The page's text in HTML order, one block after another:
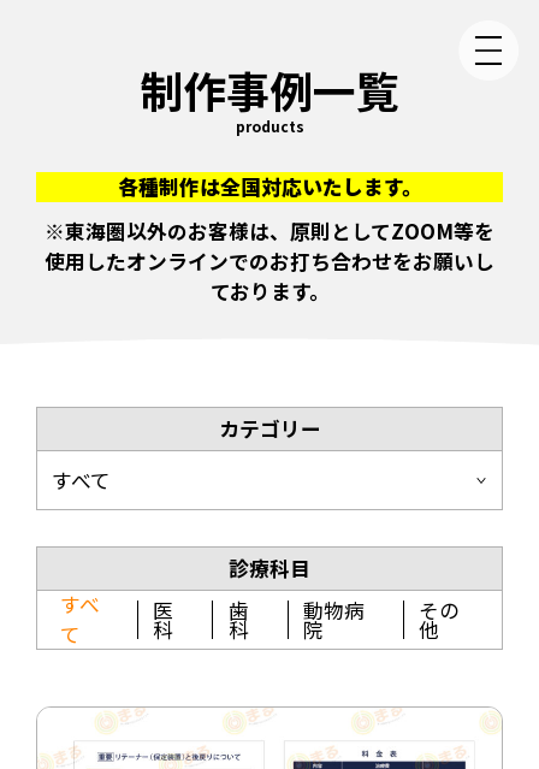
制作事例一覧
products
各種制作は全国対応いたします。
※東海圏以外のお客様は、原則としてZOOM等を
使用したオンラインでのお打ち合わせをお願いし
ております。
カテゴリー
すべて
診療科目
すべ
て
医
科
歯
科
動物病
院
その
他